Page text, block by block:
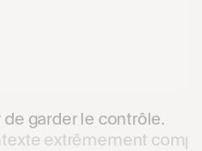
garder le contrôle.
extrêmement